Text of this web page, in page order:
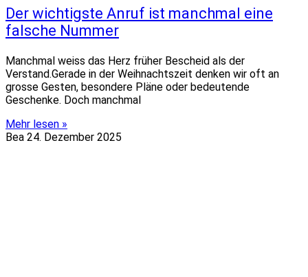
Der wichtigste Anruf ist manchmal eine
falsche Nummer
Manchmal weiss das Herz früher Bescheid als der
Verstand.Gerade in der Weihnachtszeit denken wir oft an
grosse Gesten, besondere Pläne oder bedeutende
Geschenke. Doch manchmal
Mehr lesen »
Bea 24. Dezember 2025